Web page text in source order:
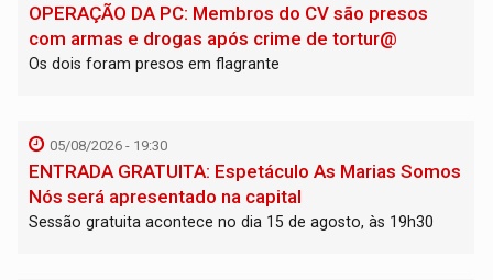
OPERAÇÃO DA PC: Membros do CV são presos
com armas e drogas após crime de tortur@
Os dois foram presos em flagrante
05/08/2026 - 19:30
ENTRADA GRATUITA: Espetáculo As Marias Somos
Nós será apresentado na capital
Sessão gratuita acontece no dia 15 de agosto, às 19h30